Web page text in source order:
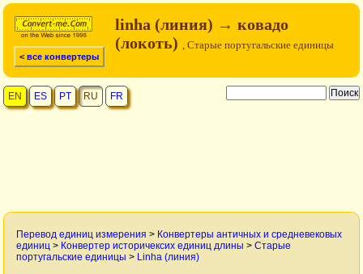
< все конвертеры
linha (линия) → ковадо
(локоть) , Старые португальские единицы
EN ES PT RU FR
Перевод единиц измерения > Конвертеры античных и средневековых
единиц > Конвертер историчексих единиц длины > Старые
португальские единицы > Linha (линия)